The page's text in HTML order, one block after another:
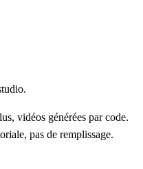
vidéos générées par code.
pas de remplissage.